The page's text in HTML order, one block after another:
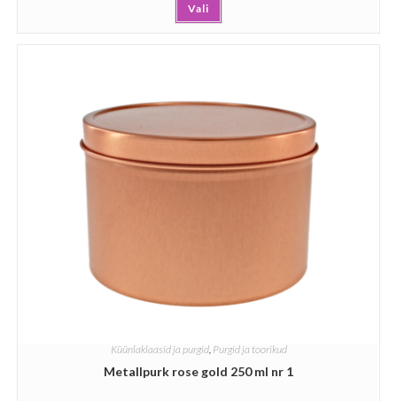
Vali
Küünlaklaasid ja purgid, Purgid ja toorikud
Metallpurk rose gold 250 ml nr 1